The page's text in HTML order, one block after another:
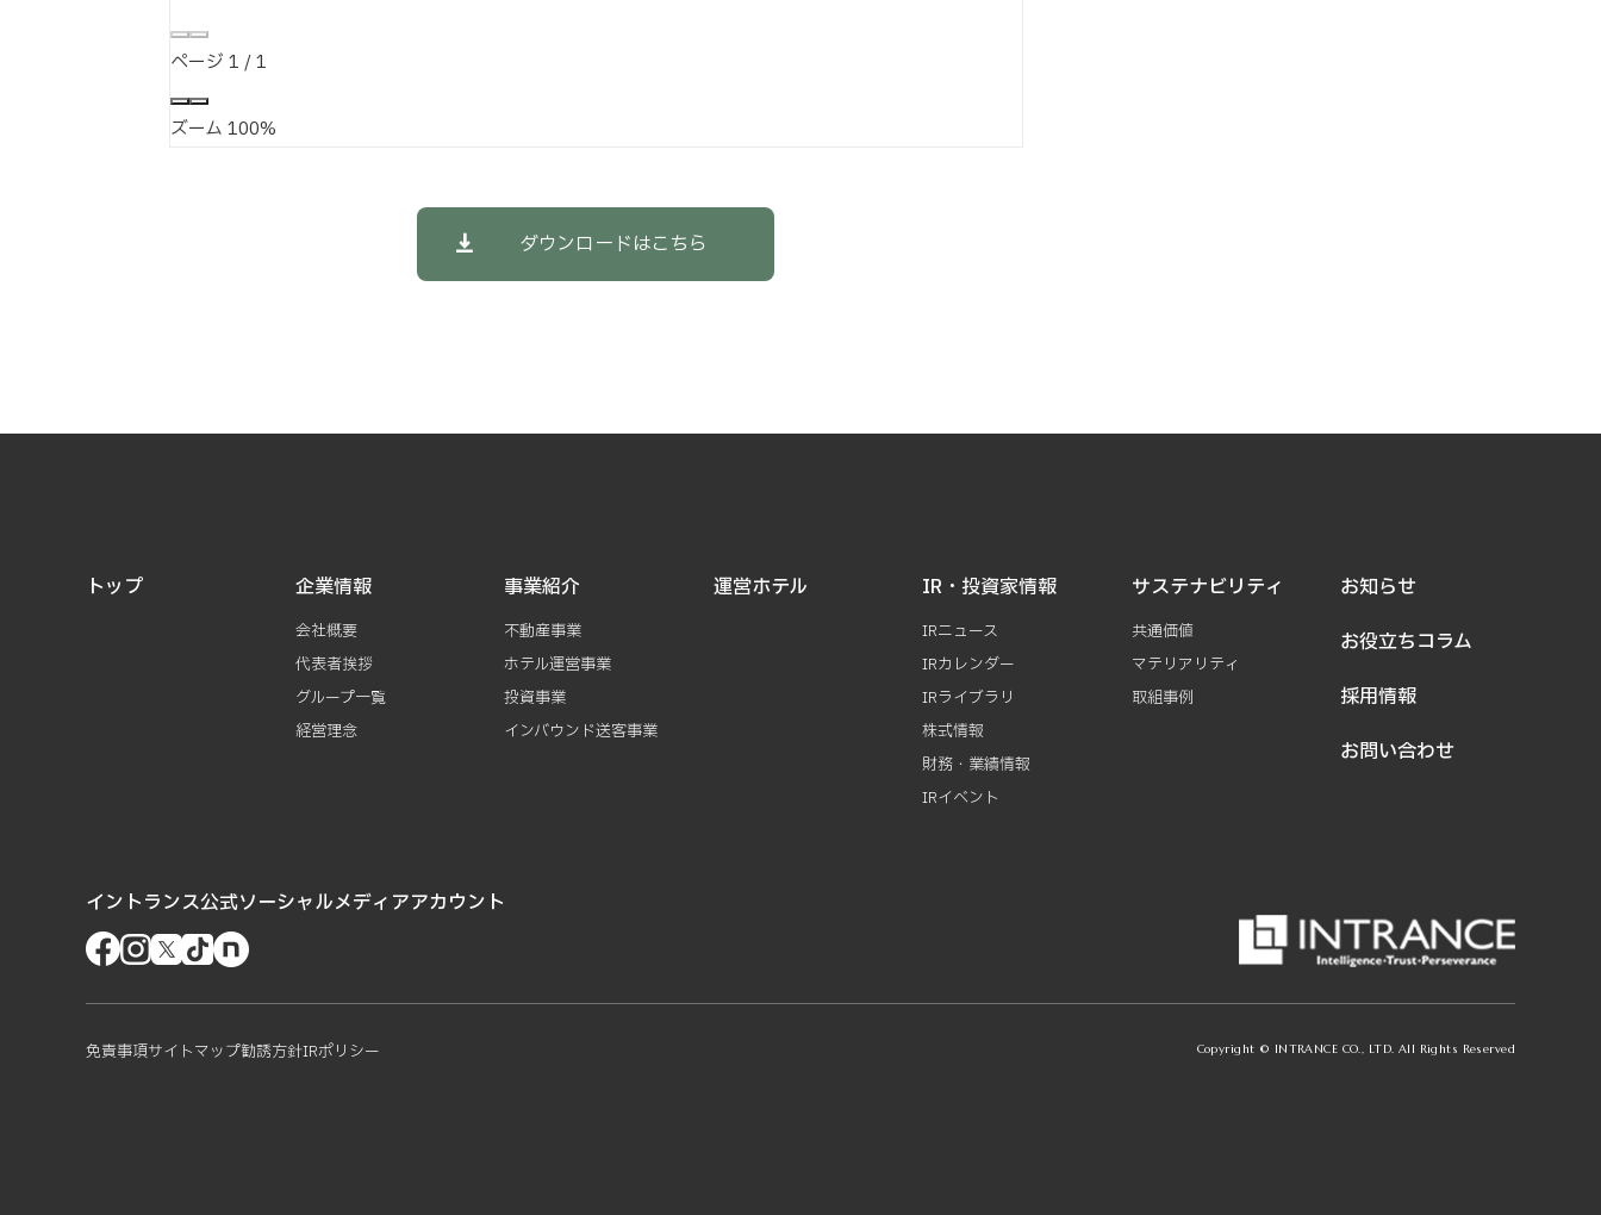
ページ 1 /1
ズーム 100%
ダウンロードはこちら
トップ 企業情報
会社概要
代表者挨拶
グループ一覧
経営理念
事業紹介
不動産事業
ホテル運営事業
投資事業
インバウンド送客事業
運営ホテル IR・投資家情報
IRニュース
IRカレンダー
IRライブラリ
株式情報
財務・業績情報
IRイベント
サステナビリティ
共通価値
マテリアリティ
取組事例
お知らせ
お役立ちコラム
採用情報
お問い合わせ
イントランス公式ソーシャルメディアアカウント
免責事項サイトマップ勧誘方針IRポリシー Copyright © INTRANCE CO., LTD. All Rights Reserved